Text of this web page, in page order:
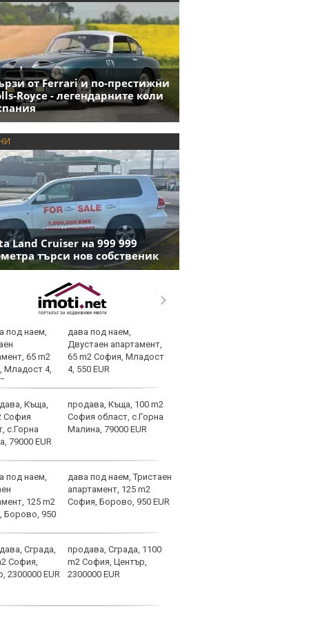
от Ferrari и по-престижни
Royce - легендарните коли
Land Cruiser на 999 999
търси нов собственик
дава под наем,
Двустаен апартамент,
65 m2 София, Младост
4, 550 EUR
продава, Къща, 100 m2
София област, с.Горна
Малина, 79000 EUR
дава под наем, Тристаен
апартамент, 125 m2
София, Борово, 950 EUR
продава, Сграда, 1100
m2 София, Център,
2300000 EUR